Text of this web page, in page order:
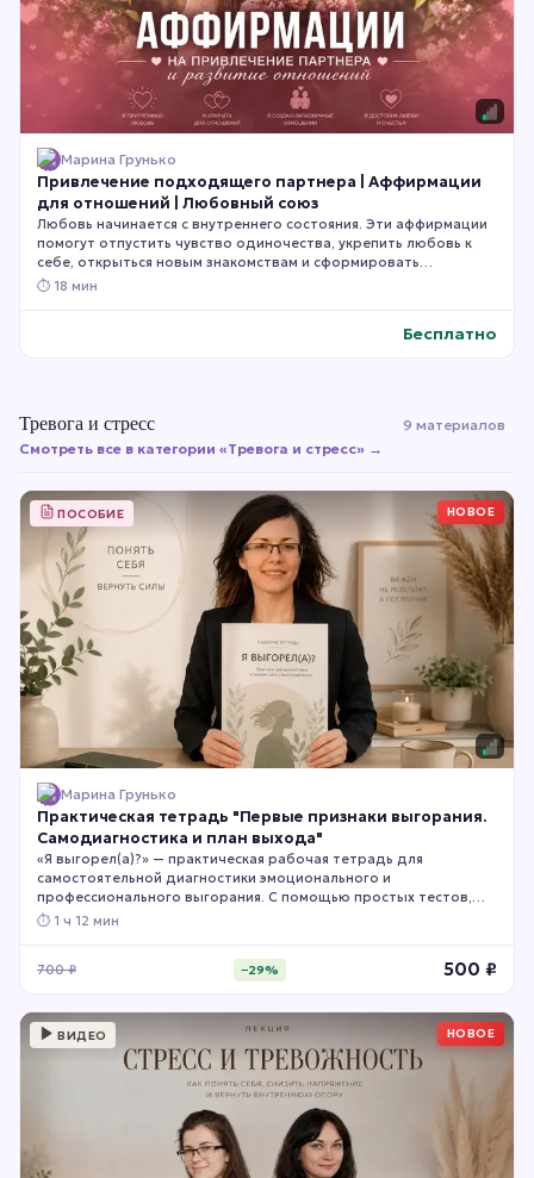
Марина Грунько
Привлечение подходящего партнера | Аффирмации
для отношений | Любовный союз
Любовь начинается с внутреннего состояния. Эти аффирмации
помогут отпустить чувство одиночества, укрепить любовь к
себе, открыться новым знакомствам и сформировать
внутренний настрой на гармоничные, взаимные и счастливые
⏱ 18 мин
Бесплатно
Тревога и стресс
9 материалов
Смотреть все в категории «Тревога и стресс» →
ПОСОБИЕ НОВОЕ
Марина Грунько
Практическая тетрадь "Первые признаки выгорания.
Самодиагностика и план выхода"
«Я выгорел(а)?» — практическая рабочая тетрадь для
самостоятельной диагностики эмоционального и
профессионального выгорания. С помощью простых тестов,
чек-листов и упражнений вы сможете определить, есть ли у вас
увидеть первые тревожные сигналы, оценить уровень
заботу о себе больше нельзя.
⏱ 1 ч 12 мин
700₽ −29% 500 ₽
ВИДЕО НОВОЕ